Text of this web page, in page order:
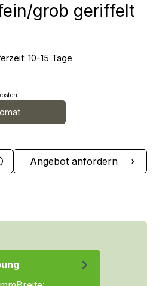
grob geriffelt
10-15 Tage
Gib den
Angebot anfordern